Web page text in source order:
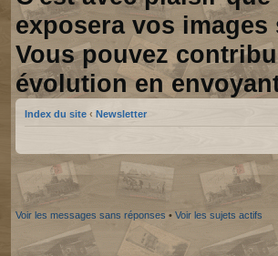
exposera vos images
Vous pouvez
évolution en
Index du site ‹ Newsletter
Voir les messages sans réponses • Voir les sujets actifs